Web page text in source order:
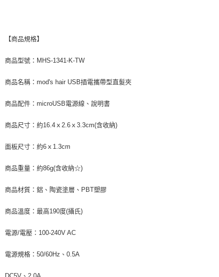
【商品規格】
商品型號：MHS-1341-K-TW
商品名稱：mod's hair USB插電攜帶型直髮夾
商品配件：microUSB電源線、說明書
商品尺寸：約16.4ｘ2.6ｘ3.3cm(含收納)
面板尺寸：約6ｘ1.3cm
商品重量：約86g(含收納☆)
商品材質：鋁、陶瓷塗層、PBT塑膠
商品溫度：最高190度(攝氏)
電源/電壓：100-240V AC
電源規格：50/60Hz、0.5A